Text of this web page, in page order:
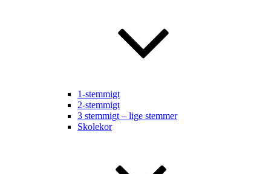
1-stemmigt
2-stemmigt
3 stemmigt – lige stemmer
Skolekor